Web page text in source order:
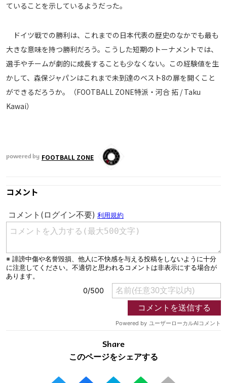
ていることを示しているようだった。
ドイツ戦での勝利は、これまでの日本代表の歴史のなかでも最も
大きな意味を持つ勝利だろう。こうした短期のトーナメントでは、
選手やチームが劇的に成長することも少なくない。この経験値を生
かして、森保ジャパンはこれまで未到達のベスト8の扉を開くこと
ができるだろうか。（FOOTBALL ZONE特派・河合 拓 / Taku
Kawai）
powered by FOOTBALL ZONE
コメント
Share